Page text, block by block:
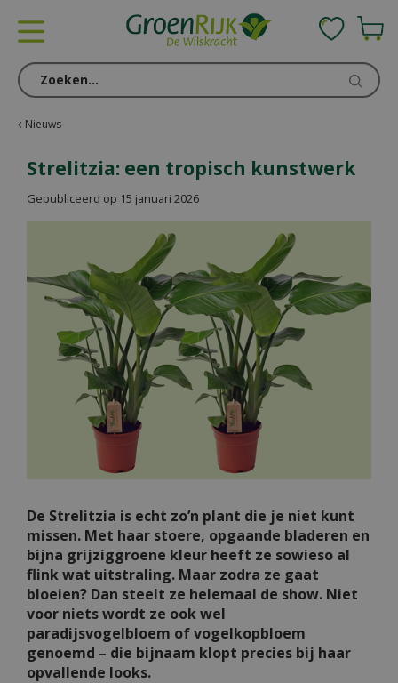
Nieuws
Strelitzia: een tropisch kunstwerk
Gepubliceerd op 15 januari 2026
De Strelitzia is echt zo’n plant die je niet kunt
missen. Met haar stoere, opgaande bladeren en
bijna grijziggroene kleur heeft ze sowieso al
flink wat uitstraling. Maar zodra ze gaat
bloeien? Dan steelt ze helemaal de show. Niet
voor niets wordt ze ook wel
paradijsvogelbloem of vogelkopbloem
genoemd – die bijnaam klopt precies bij haar
opvallende looks.